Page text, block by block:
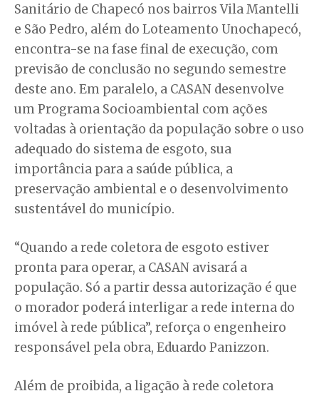
Sanitário de Chapecó nos bairros Vila Mantelli
e São Pedro, além do Loteamento Unochapecó,
encontra-se na fase final de execução, com
previsão de conclusão no segundo semestre
deste ano. Em paralelo, a CASAN desenvolve
um Programa Socioambiental com ações
voltadas à orientação da população sobre o uso
adequado do sistema de esgoto, sua
importância para a saúde pública, a
preservação ambiental e o desenvolvimento
sustentável do município.
“Quando a rede coletora de esgoto estiver
pronta para operar, a CASAN avisará a
população. Só a partir dessa autorização é que
o morador poderá interligar a rede interna do
imóvel à rede pública”, reforça o engenheiro
responsável pela obra, Eduardo Panizzon.
Além de proibida, a ligação à rede coletora